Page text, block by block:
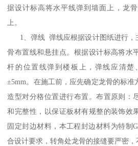
据设计标高将水平线弹到墙面上，龙
上。
1、弹线 弹线应根据设计图纸进行，
骨布置线和悬挂点。根据设计标高将水
杆的位置线弹到楼板上，弹线应清楚
±5mm。在施工前，应先确定龙骨的标准
造型对分格位置进行布置。布置原则：
和完整性，以保证板材有规整的装饰效
固定封边材料，本工程封边材料为特制
合设计要求，转角处龙骨的接缝要严密，